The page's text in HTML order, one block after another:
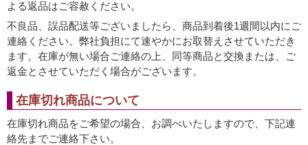
よる返品はご容赦ください。
不良品、誤品配送等ございましたら、商品到着後1週間以内にご
連絡ください。弊社負担にて速やかにお取替えさせていただき
ます。在庫が無い場合ご連絡の上、同等商品と交換または、ご
返金とさせていただく場合がございます。
在庫切れ商品について
在庫切れ商品をご希望の場合、お調べいたしますので、下記連
絡先までご連絡下さい。